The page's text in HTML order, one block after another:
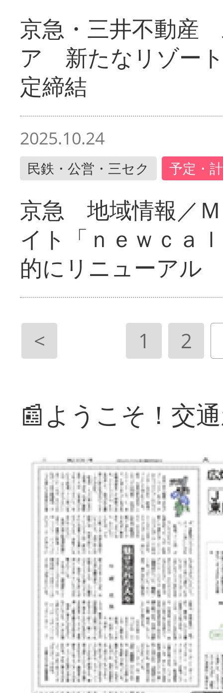
京急・三井不動産
ア 新たなリゾー
定締結
2025.10.24
民鉄・公営・三セク 予定・
京急 地域情報／
イト「ｎｅｗｃａ
的にリニューアル
< 1 2
📰ようこそ！交